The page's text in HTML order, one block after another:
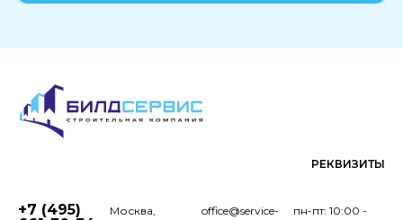
РЕКВИЗИТЫ
+7 (495)
Москва,
пн-пт: 10:00 -
office@service-